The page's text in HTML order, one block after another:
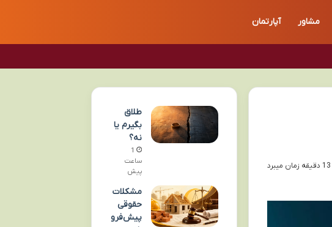
مشاور آپارتمان
طلاق
بگیرم یا
نه؟
1
ساعت
پیش
مشکلات
حقوقی
پیش‌فرو